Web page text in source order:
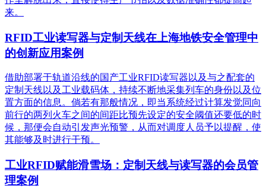
来。
RFID工业读写器与定制天线在上海地铁安全管理中
的创新应用案例
借助部署于轨道沿线的国产工业RFID读写器以及与之配套的
定制天线以及工业载码体，持续不断地采集列车的身份以及位
置方面的信息。倘若有那般情况，即当系统经过计算发觉同向
前行的两列火车之间的间距比预先设定的安全阈值还要低的时
候，那便会自动引发声光预警，从而对调度人员予以提醒，使
其能够及时进行干预。
工业RFID赋能滑雪场：定制天线与读写器的会员管
理案例